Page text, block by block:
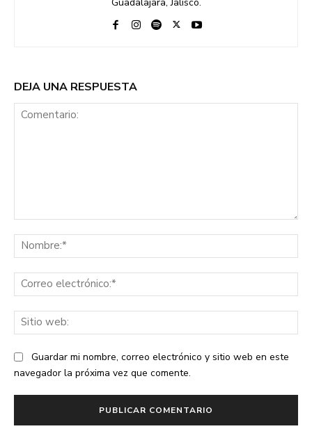
DEJA UNA RESPUESTA
Guardar mi nombre, correo electrónico y sitio web en este
navegador la próxima vez que comente.